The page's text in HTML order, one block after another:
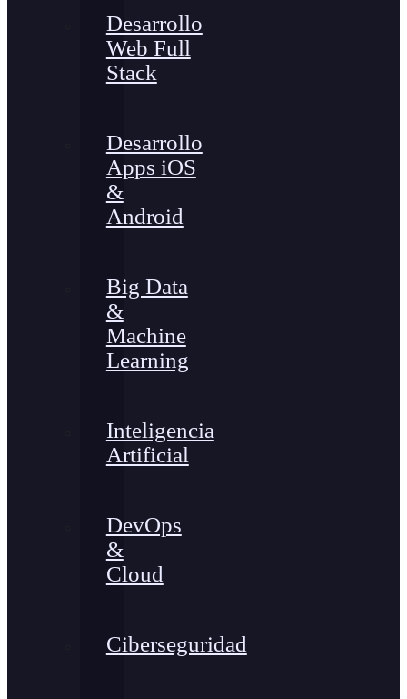
Desarrollo
Web Full
Stack
Desarrollo
Apps iOS
&
Android
Big Data
&
Machine
Learning
Inteligencia
Artificial
DevOps
&
Cloud
Ciberseguridad